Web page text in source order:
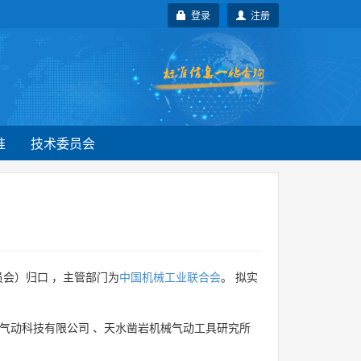
注册
登录
技术委员会
）归口 ，主管部门为中国机械工业联合会。 拟实
动科技有限公司 、 天水凿岩机械气动工具研究所